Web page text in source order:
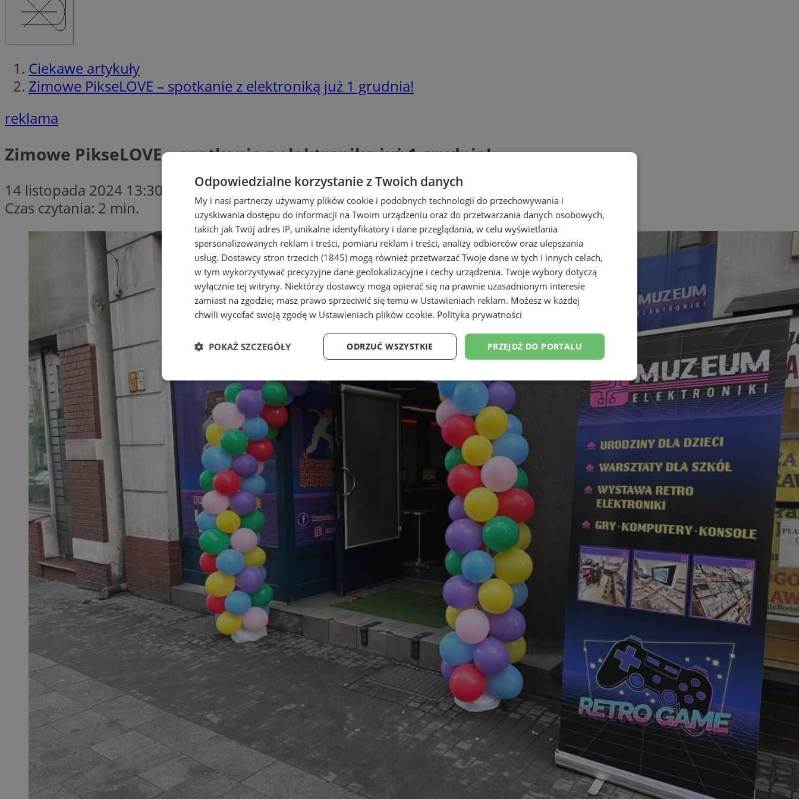
Ciekawe artykuły
Zimowe PikseLOVE – spotkanie z elektroniką już 1 grudnia!
reklama
Zimowe PikseLOVE – spotkanie z elektroniką już 1 grudnia!
14 listopada 2024 13:30
Czas czytania: 2 min.
Odpowiedzialne korzystanie z Twoich danych
My i nasi partnerzy używamy plików cookie i podobnych technologii do przechowywania i
uzyskiwania dostępu do informacji na Twoim urządzeniu oraz do przetwarzania danych osobowych,
takich jak Twój adres IP, unikalne identyfikatory i dane przeglądania, w celu wyświetlania
spersonalizowanych reklam i treści, pomiaru reklam i treści, analizy odbiorców oraz ulepszania
usług. Dostawcy stron trzecich (1845) mogą również przetwarzać Twoje dane w tych i innych celach,
w tym wykorzystywać precyzyjne dane geolokalizacyjne i cechy urządzenia. Twoje wybory dotyczą
wyłącznie tej witryny. Niektórzy dostawcy mogą opierać się na prawnie uzasadnionym interesie
zamiast na zgodzie; masz prawo sprzeciwić się temu w Ustawieniach reklam. Możesz w każdej
chwili wycofać swoją zgodę w Ustawieniach plików cookie. Polityka prywatności
PRZEJDŹ DO PORTALU
ODRZUĆ WSZYSTKIE
POKAŻ SZCZEGÓŁY
Niezbędne Wydajność Targetowanie Funkcjonalność Niesklasyfikowane
Niezbędne Wydajność Funkcjonalność Niesklasyfikowane
Niezbędne pliki cookie umożliwiają korzystanie z podstawowych funkcji strony internetowej, takich jak logowanie użytkownika i
zarządzanie kontem. Bez niezbędnych plików cookie nie można prawidłowo korzystać ze strony internetowej.
Nazwa Provider/
Okres
przechowywania
Opis
QeSessID mojchorzow.pl
Ten plik cookie przechowuje identyfikator sesji.
MvSessID
Ten plik cookie przechowuje identyfikator sesji.
SessID
Ten plik cookie przechowuje identyfikator sesji.
CookieScriptConsent
CookieScript
mojchorzow.pl
4 tygodnie 2 dni
Ten plik cookie jest używany przez usługę Cookie-
Script.com do zapamiętywania preferencji
dotyczących zgody użytkownika na pliki cookie.
Jest to konieczne, aby baner cookie Cookie-
Script.com działał poprawnie.
__cf_bm
Cloudflare Inc.
.temu.com
sekundy
Ten plik cookie służy do rozróżniania ludzi i
botów. Jest to korzystne dla strony internetowej,
ponieważ umożliwia tworzenie ważnych raportów
na temat korzystania z jej witryny internetowej.
VISITOR_PRIVACY_METADATA
5 miesięcy 4
tygodnie
Ten plik cookie przechowuje informacje o zgodzie
użytkownika oraz jego preferencjach dotyczących
prywatności podczas korzystania z witryny.
Rejestruje wybory dotyczące polityki prywatności
i ustawień zgody, zapewniając ich przestrzeganie
w kolejnych wizytach. Dzięki temu użytkownik nie
musi ponownie konfigurować swoich preferencji,
co zwiększa wygodę i zgodność z regulacjami
ochrony danych.
INGRESSCOOKIE
NGINX Inc.
bh.contextweb.com
Rejestruje, który klaster serwerów obsługuje
gościa. Jest to używane w kontekście
równoważenia obciążenia w celu optymalizacji
doświadczenia użytkownika.
Google Privacy Policy